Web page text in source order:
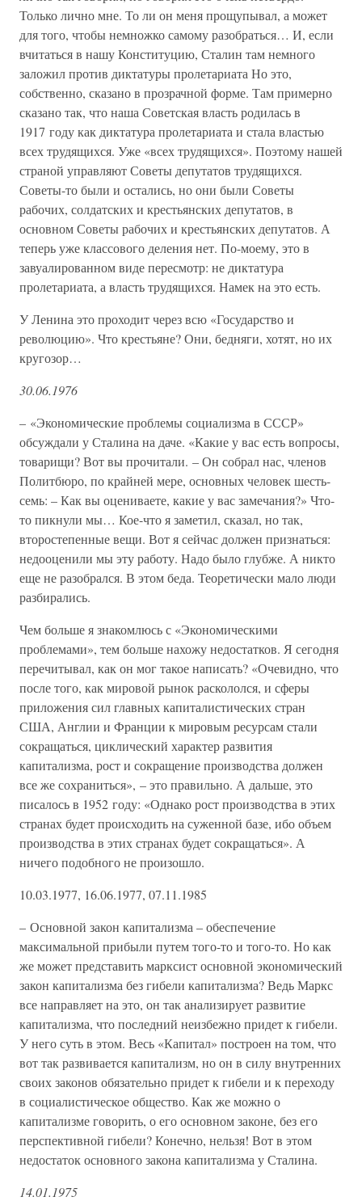
Только лично мне. То ли он меня прощупывал, а может
для того, чтобы немножко самому разобраться… И, если
вчитаться в нашу Конституцию, Сталин там немного
заложил против диктатуры пролетариата Но это,
собственно, сказано в прозрачной форме. Там примерно
сказано так, что наша Советская власть родилась в
1917 году как диктатура пролетариата и стала властью
всех трудящихся. Уже «всех трудящихся». Поэтому нашей
страной управляют Советы депутатов трудящихся.
Советы-то были и остались, но они были Советы
рабочих, солдатских и крестьянских депутатов, в
основном Советы рабочих и крестьянских депутатов. А
теперь уже классового деления нет. По-моему, это в
завуалированном виде пересмотр: не диктатура
пролетариата, а власть трудящихся. Намек на это есть.
У Ленина это проходит через всю «Государство и
революцию». Что крестьяне? Они, бедняги, хотят, но их
кругозор…
30.06.1976
– «Экономические проблемы социализма в СССР»
обсуждали у Сталина на даче. «Какие у вас есть вопросы,
товарищи? Вот вы прочитали. – Он собрал нас, членов
Политбюро, по крайней мере, основных человек шесть-
семь: – Как вы оцениваете, какие у вас замечания?» Что-
то пикнули мы… Кое-что я заметил, сказал, но так,
второстепенные вещи. Вот я сейчас должен признаться:
недооценили мы эту работу. Надо было глубже. А никто
еще не разобрался. В этом беда. Теоретически мало люди
разбирались.
Чем больше я знакомлюсь с «Экономическими
проблемами», тем больше нахожу недостатков. Я сегодня
перечитывал, как он мог такое написать? «Очевидно, что
после того, как мировой рынок раскололся, и сферы
приложения сил главных капиталистических стран
США, Англии и Франции к мировым ресурсам стали
сокращаться, циклический характер развития
капитализма, рост и сокращение производства должен
все же сохраниться», – это правильно. А дальше, это
писалось в 1952 году: «Однако рост производства в этих
странах будет происходить на суженной базе, ибо объем
производства в этих странах будет сокращаться». А
ничего подобного не произошло.
10.03.1977, 16.06.1977, 07.11.1985
– Основной закон капитализма – обеспечение
максимальной прибыли путем того-то и того-то. Но как
же может представить марксист основной экономический
закон капитализма без гибели капитализма? Ведь Маркс
все направляет на это, он так анализирует развитие
капитализма, что последний неизбежно придет к гибели.
У него суть в этом. Весь «Капитал» построен на том, что
вот так развивается капитализм, но он в силу внутренних
своих законов обязательно придет к гибели и к переходу
в социалистическое общество. Как же можно о
капитализме говорить, о его основном законе, без его
перспективной гибели? Конечно, нельзя! Вот в этом
недостаток основного закона капитализма у Сталина.
14.01.1975